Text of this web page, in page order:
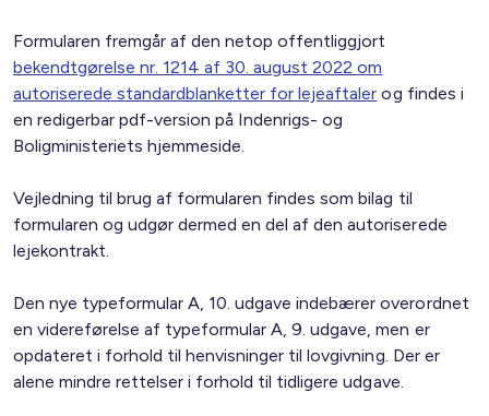
Formularen fremgår af den netop offentliggjort
bekendtgørelse nr. 1214 af 30. august 2022 om
autoriserede standardblanketter for lejeaftaler og findes i
en redigerbar pdf-version på Indenrigs- og
Boligministeriets hjemmeside.
Vejledning til brug af formularen findes som bilag til
formularen og udgør dermed en del af den autoriserede
lejekontrakt.
Den nye typeformular A, 10. udgave indebærer overordnet
en videreførelse af typeformular A, 9. udgave, men er
opdateret i forhold til henvisninger til lovgivning. Der er
alene mindre rettelser i forhold til tidligere udgave.